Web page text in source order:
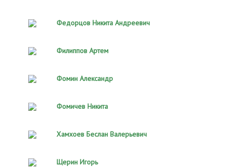
Федорцов Никита Андреевич
Филиппов Артем
Фомин Александр
Фомичев Никита
Хамхоев Беслан Валерьевич
Щерин Игорь